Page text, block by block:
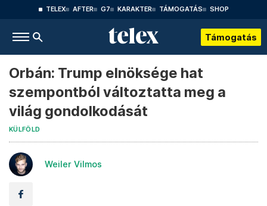
TELEX AFTER G7 KARAKTER TÁMOGATÁS SHOP
Támogatás
Orbán: Trump elnöksége hat
szempontból változtatta meg a
világ gondolkodását
KÜLFÖLD
Weiler Vilmos